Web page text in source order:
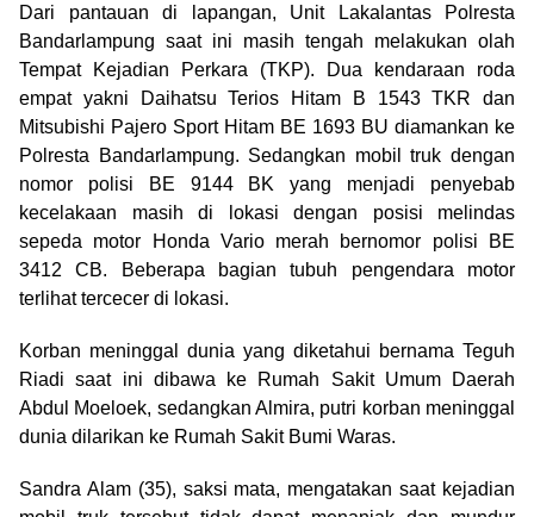
Dari pantauan di lapangan, Unit Lakalantas Polresta
Bandarlampung saat ini masih tengah melakukan olah
Tempat Kejadian Perkara (TKP). Dua kendaraan roda
empat yakni Daihatsu Terios Hitam B 1543 TKR dan
Mitsubishi Pajero Sport Hitam BE 1693 BU diamankan ke
Polresta Bandarlampung. Sedangkan mobil truk dengan
nomor polisi BE 9144 BK yang menjadi penyebab
kecelakaan masih di lokasi dengan posisi melindas
sepeda motor Honda Vario merah bernomor polisi BE
3412 CB. Beberapa bagian tubuh pengendara motor
terlihat tercecer di lokasi.
Korban meninggal dunia yang diketahui bernama Teguh
Riadi saat ini dibawa ke Rumah Sakit Umum Daerah
Abdul Moeloek, sedangkan Almira, putri korban meninggal
dunia dilarikan ke Rumah Sakit Bumi Waras.
Sandra Alam (35), saksi mata, mengatakan saat kejadian